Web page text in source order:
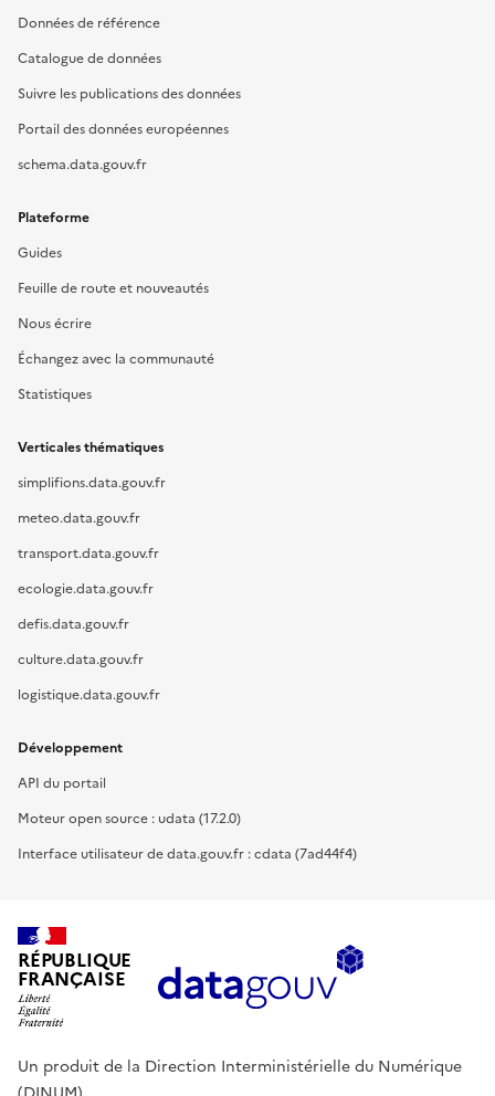
Données de référence
Catalogue de données
Suivre les publications des données
Portail des données européennes
schema.data.gouv.fr
Plateforme
Guides
Feuille de route et nouveautés
Nous écrire
Échangez avec la communauté
Statistiques
Verticales thématiques
simplifions.data.gouv.fr
meteo.data.gouv.fr
transport.data.gouv.fr
ecologie.data.gouv.fr
defis.data.gouv.fr
culture.data.gouv.fr
logistique.data.gouv.fr
Développement
API du portail
Moteur open source : udata (17.2.0)
Interface utilisateur de data.gouv.fr : cdata (7ad44f4)
RÉPUBLIQUE
FRANÇAISE
Un produit de la Direction Interministérielle du Numérique